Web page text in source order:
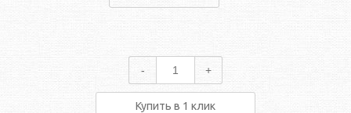
- +
Купить в 1 клик